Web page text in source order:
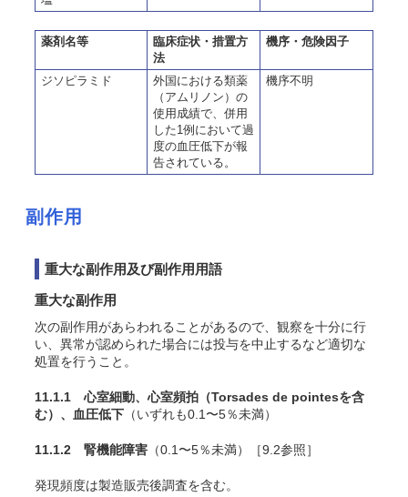
薬剤名等
臨床症状・措置方
法
機序・危険因子
ジソピラミド
外国における類薬
（アムリノン）の
使用成績で、併用
した1例において過
度の血圧低下が報
告されている。
機序不明
副作用
重大な副作用及び副作用用語
重大な副作用
次の副作用があらわれることがあるので、観察を十分に行
い、異常が認められた場合には投与を中止するなど適切な
処置を行うこと。
11.1.1 心室細動、心室頻拍（Torsades de pointesを含
む）、血圧低下 （いずれも0.1〜5％未満）
11.1.2 腎機能障害 （0.1〜5％未満）［9.2参照］
発現頻度は製造販売後調査を含む。